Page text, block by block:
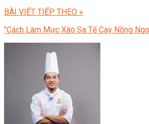
BÀI VIẾT TIẾP THEO »
"Cách Làm Mực Xào Sa Tế Cay Nồng